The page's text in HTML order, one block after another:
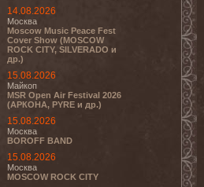
14.08.2026
Москва
Moscow Music Peace Fest
Cover Show (MOSCOW
ROCK CITY, SILVERADO и
др.)
15.08.2026
Майкоп
MSR Open Air Festival 2026
(АРКОНА, PYRE и др.)
15.08.2026
Москва
BOROFF BAND
15.08.2026
Москва
MOSCOW ROCK CITY